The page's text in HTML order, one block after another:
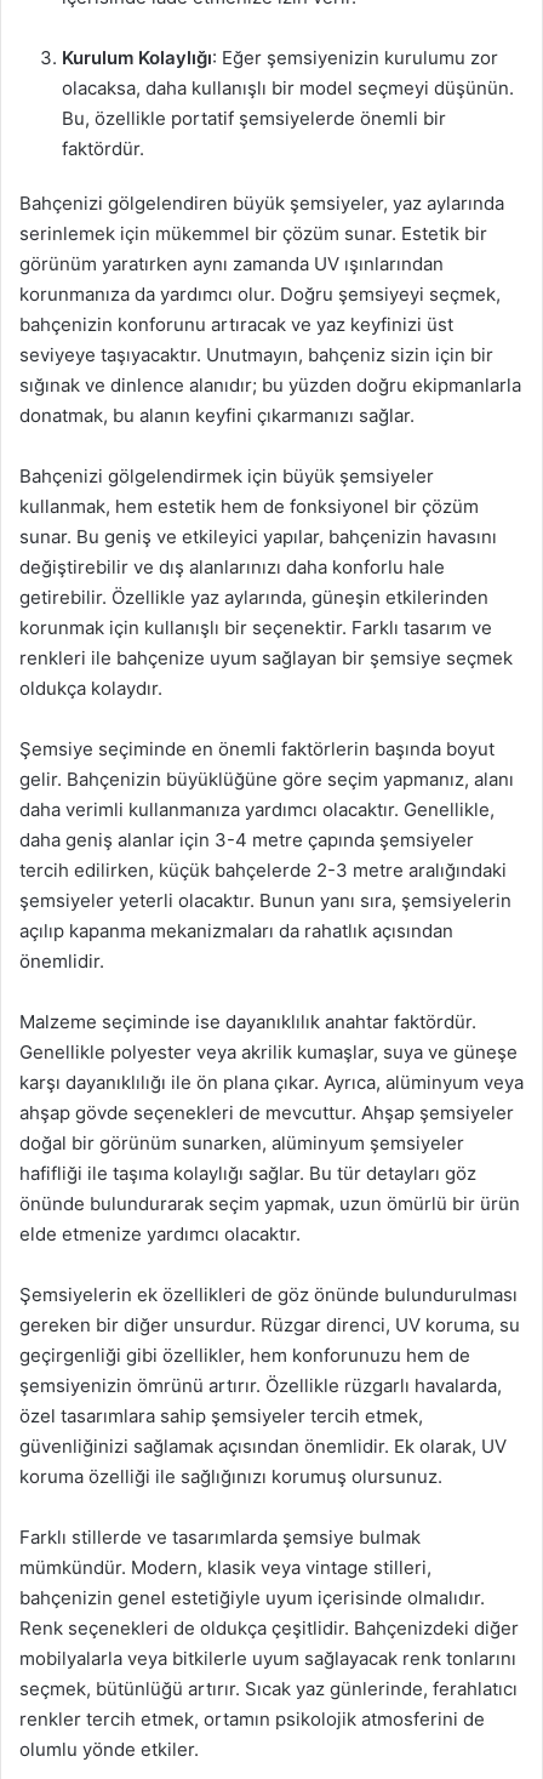
Kurulum Kolaylığı: Eğer şemsiyenizin kurulumu zor
olacaksa, daha kullanışlı bir model seçmeyi düşünün.
Bu, özellikle portatif şemsiyelerde önemli bir
faktördür.
Bahçenizi gölgelendiren büyük şemsiyeler, yaz aylarında
serinlemek için mükemmel bir çözüm sunar. Estetik bir
görünüm yaratırken aynı zamanda UV ışınlarından
korunmanıza da yardımcı olur. Doğru şemsiyeyi seçmek,
bahçenizin konforunu artıracak ve yaz keyfinizi üst
seviyeye taşıyacaktır. Unutmayın, bahçeniz sizin için bir
sığınak ve dinlence alanıdır; bu yüzden doğru ekipmanlarla
donatmak, bu alanın keyfini çıkarmanızı sağlar.
Bahçenizi gölgelendirmek için büyük şemsiyeler
kullanmak, hem estetik hem de fonksiyonel bir çözüm
sunar. Bu geniş ve etkileyici yapılar, bahçenizin havasını
değiştirebilir ve dış alanlarınızı daha konforlu hale
getirebilir. Özellikle yaz aylarında, güneşin etkilerinden
korunmak için kullanışlı bir seçenektir. Farklı tasarım ve
renkleri ile bahçenize uyum sağlayan bir şemsiye seçmek
oldukça kolaydır.
Şemsiye seçiminde en önemli faktörlerin başında boyut
gelir. Bahçenizin büyüklüğüne göre seçim yapmanız, alanı
daha verimli kullanmanıza yardımcı olacaktır. Genellikle,
daha geniş alanlar için 3-4 metre çapında şemsiyeler
tercih edilirken, küçük bahçelerde 2-3 metre aralığındaki
şemsiyeler yeterli olacaktır. Bunun yanı sıra, şemsiyelerin
açılıp kapanma mekanizmaları da rahatlık açısından
önemlidir.
Malzeme seçiminde ise dayanıklılık anahtar faktördür.
Genellikle polyester veya akrilik kumaşlar, suya ve güneşe
karşı dayanıklılığı ile ön plana çıkar. Ayrıca, alüminyum veya
ahşap gövde seçenekleri de mevcuttur. Ahşap şemsiyeler
doğal bir görünüm sunarken, alüminyum şemsiyeler
hafifliği ile taşıma kolaylığı sağlar. Bu tür detayları göz
önünde bulundurarak seçim yapmak, uzun ömürlü bir ürün
elde etmenize yardımcı olacaktır.
Şemsiyelerin ek özellikleri de göz önünde bulundurulması
gereken bir diğer unsurdur. Rüzgar direnci, UV koruma, su
geçirgenliği gibi özellikler, hem konforunuzu hem de
şemsiyenizin ömrünü artırır. Özellikle rüzgarlı havalarda,
özel tasarımlara sahip şemsiyeler tercih etmek,
güvenliğinizi sağlamak açısından önemlidir. Ek olarak, UV
koruma özelliği ile sağlığınızı korumuş olursunuz.
Farklı stillerde ve tasarımlarda şemsiye bulmak
mümkündür. Modern, klasik veya vintage stilleri,
bahçenizin genel estetiğiyle uyum içerisinde olmalıdır.
Renk seçenekleri de oldukça çeşitlidir. Bahçenizdeki diğer
mobilyalarla veya bitkilerle uyum sağlayacak renk tonlarını
seçmek, bütünlüğü artırır. Sıcak yaz günlerinde, ferahlatıcı
renkler tercih etmek, ortamın psikolojik atmosferini de
olumlu yönde etkiler.